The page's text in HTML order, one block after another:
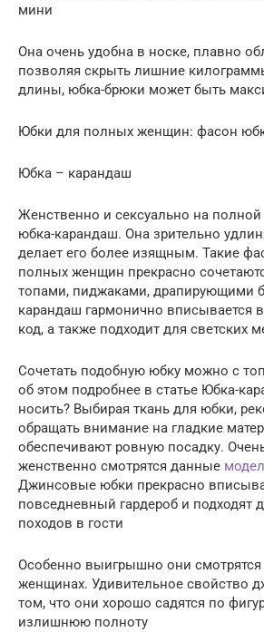
мини
Она очень удобна в носке, плавно
позволяя скрыть лишние
длины, юбка-брюки может быть
Юбки для полных женщин: фасон
Юбка – карандаш
Женственно и сексуально на полной
юбка-карандаш. Она зрительно
делает его более изящным. Такие
полных женщин прекрасно
топами, пиджаками, драпирующими
карандаш гармонично вписывается
код, а также подходит для светских
Сочетать подобную юбку можно с
об этом подробнее в статье Юбка-
носить? Выбирая ткань для юбки,
обращать внимание на гладкие
обеспечивают ровную посадку.
женственно смотрятся данные
Джинсовые юбки прекрасно
повседневный гардероб и подходят
походов в гости
Особенно выигрышно они
женщинах. Удивительное свойство
том, что они хорошо садятся по
излишнюю полноту